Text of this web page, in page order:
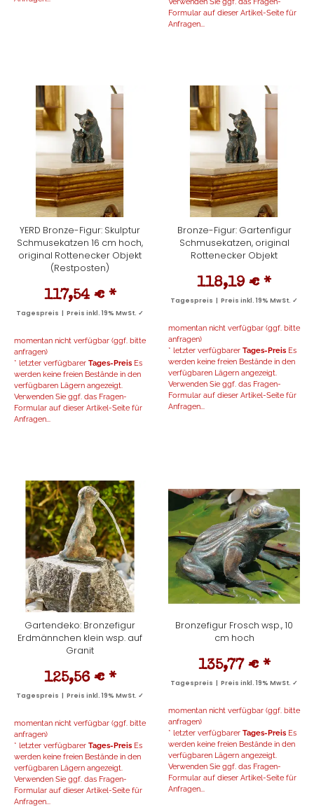
Formular auf dieser Artikel-Seite für
Anfragen...
YERD Bronze-Figur: Skulptur
Schmusekatzen 16 cm hoch,
original Rottenecker Objekt
(Restposten)
117,54 € *
Tagespreis | Preis inkl. 19% MwSt. ✓
momentan nicht verfügbar (ggf. bitte
anfragen)
* letzter verfügbarer Tages-Preis Es
werden keine freien Bestände in den
verfügbaren Lägern angezeigt.
Verwenden Sie ggf. das Fragen-
Formular auf dieser Artikel-Seite für
Anfragen...
Bronze-Figur: Gartenfigur
Schmusekatzen, original
Rottenecker Objekt
118,19 € *
Tagespreis | Preis inkl. 19% MwSt. ✓
momentan nicht verfügbar (ggf. bitte
anfragen)
* letzter verfügbarer Tages-Preis Es
werden keine freien Bestände in den
verfügbaren Lägern angezeigt.
Verwenden Sie ggf. das Fragen-
Formular auf dieser Artikel-Seite für
Anfragen...
Gartendeko: Bronzefigur
Erdmännchen klein wsp. auf
Granit
125,56 € *
Tagespreis | Preis inkl. 19% MwSt. ✓
momentan nicht verfügbar (ggf. bitte
anfragen)
* letzter verfügbarer Tages-Preis Es
werden keine freien Bestände in den
verfügbaren Lägern angezeigt.
Verwenden Sie ggf. das Fragen-
Formular auf dieser Artikel-Seite für
Anfragen...
Bronzefigur Frosch wsp., 10
cm hoch
135,77 € *
Tagespreis | Preis inkl. 19% MwSt. ✓
momentan nicht verfügbar (ggf. bitte
anfragen)
* letzter verfügbarer Tages-Preis Es
werden keine freien Bestände in den
verfügbaren Lägern angezeigt.
Verwenden Sie ggf. das Fragen-
Formular auf dieser Artikel-Seite für
Anfragen...